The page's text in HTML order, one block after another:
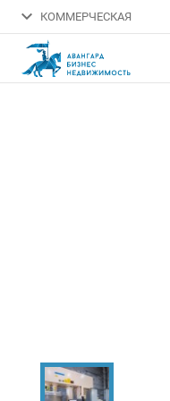
КОММЕРЧЕСКАЯ